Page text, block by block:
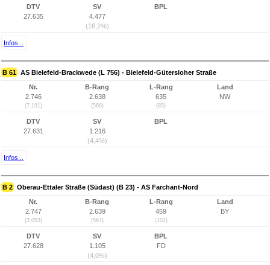
DTV
27.635
SV
4.477
(16,2%)
BPL
Infos...
B 61 AS Bielefeld-Brackwede (L 756) - Bielefeld-Gütersloher Straße
Nr.
2.746
(7.191)
B-Rang
2.638
(566)
L-Rang
635
(85)
Land
NW
DTV
27.631
SV
1.216
(4,4%)
BPL
Infos...
B 2 Oberau-Ettaler Straße (Südast) (B 23) - AS Farchant-Nord
Nr.
2.747
(3.053)
B-Rang
2.639
(567)
L-Rang
459
(102)
Land
BY
DTV
27.628
SV
1.105
(4,0%)
BPL
FD